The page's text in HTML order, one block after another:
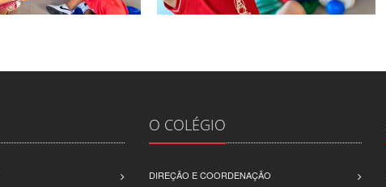
O COLÉGIO
DIREÇÃO E COORDENAÇÃO